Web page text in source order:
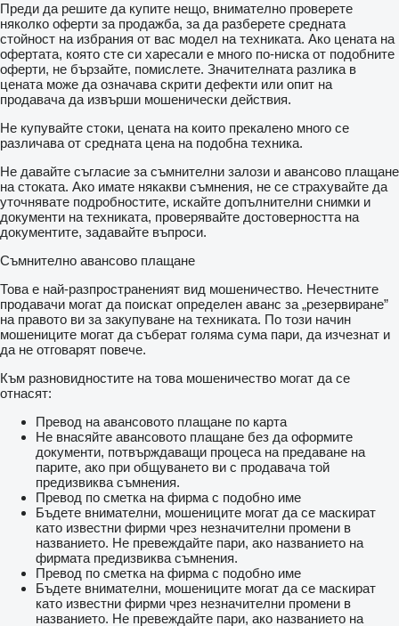
Преди да решите да купите нещо, внимателно проверете
няколко оферти за продажба, за да разберете средната
стойност на избрания от вас модел на техниката. Ако цената на
офертата, която сте си харесали е много по-ниска от подобните
оферти, не бързайте, помислете. Значителната разлика в
цената може да означава скрити дефекти или опит на
продавача да извърши мошенически действия.
Не купувайте стоки, цената на които прекалено много се
различава от средната цена на подобна техника.
Не давайте съгласие за съмнителни залози и авансово плащане
на стоката. Ако имате някакви съмнения, не се страхувайте да
уточнявате подробностите, искайте допълнителни снимки и
документи на техниката, проверявайте достоверността на
документите, задавайте въпроси.
Съмнително авансово плащане
Това е най-разпространеният вид мошеничество. Нечестните
продавачи могат да поискат определен аванс за „резервиране”
на правото ви за закупуване на техниката. По този начин
мошениците могат да съберат голяма сума пари, да изчезнат и
да не отговарят повече.
Към разновидностите на това мошеничество могат да се
отнасят:
Превод на авансовото плащане по карта
Не внасяйте авансовото плащане без да оформите
документи, потвърждаващи процеса на предаване на
парите, ако при общуването ви с продавача той
предизвиква съмнения.
Превод по сметка на фирма с подобно име
Бъдете внимателни, мошениците могат да се маскират
като известни фирми чрез незначителни промени в
названието. Не превеждайте пари, ако названието на
фирмата предизвиква съмнения.
Превод по сметка на фирма с подобно име
Бъдете внимателни, мошениците могат да се маскират
като известни фирми чрез незначителни промени в
названието. Не превеждайте пари, ако названието на